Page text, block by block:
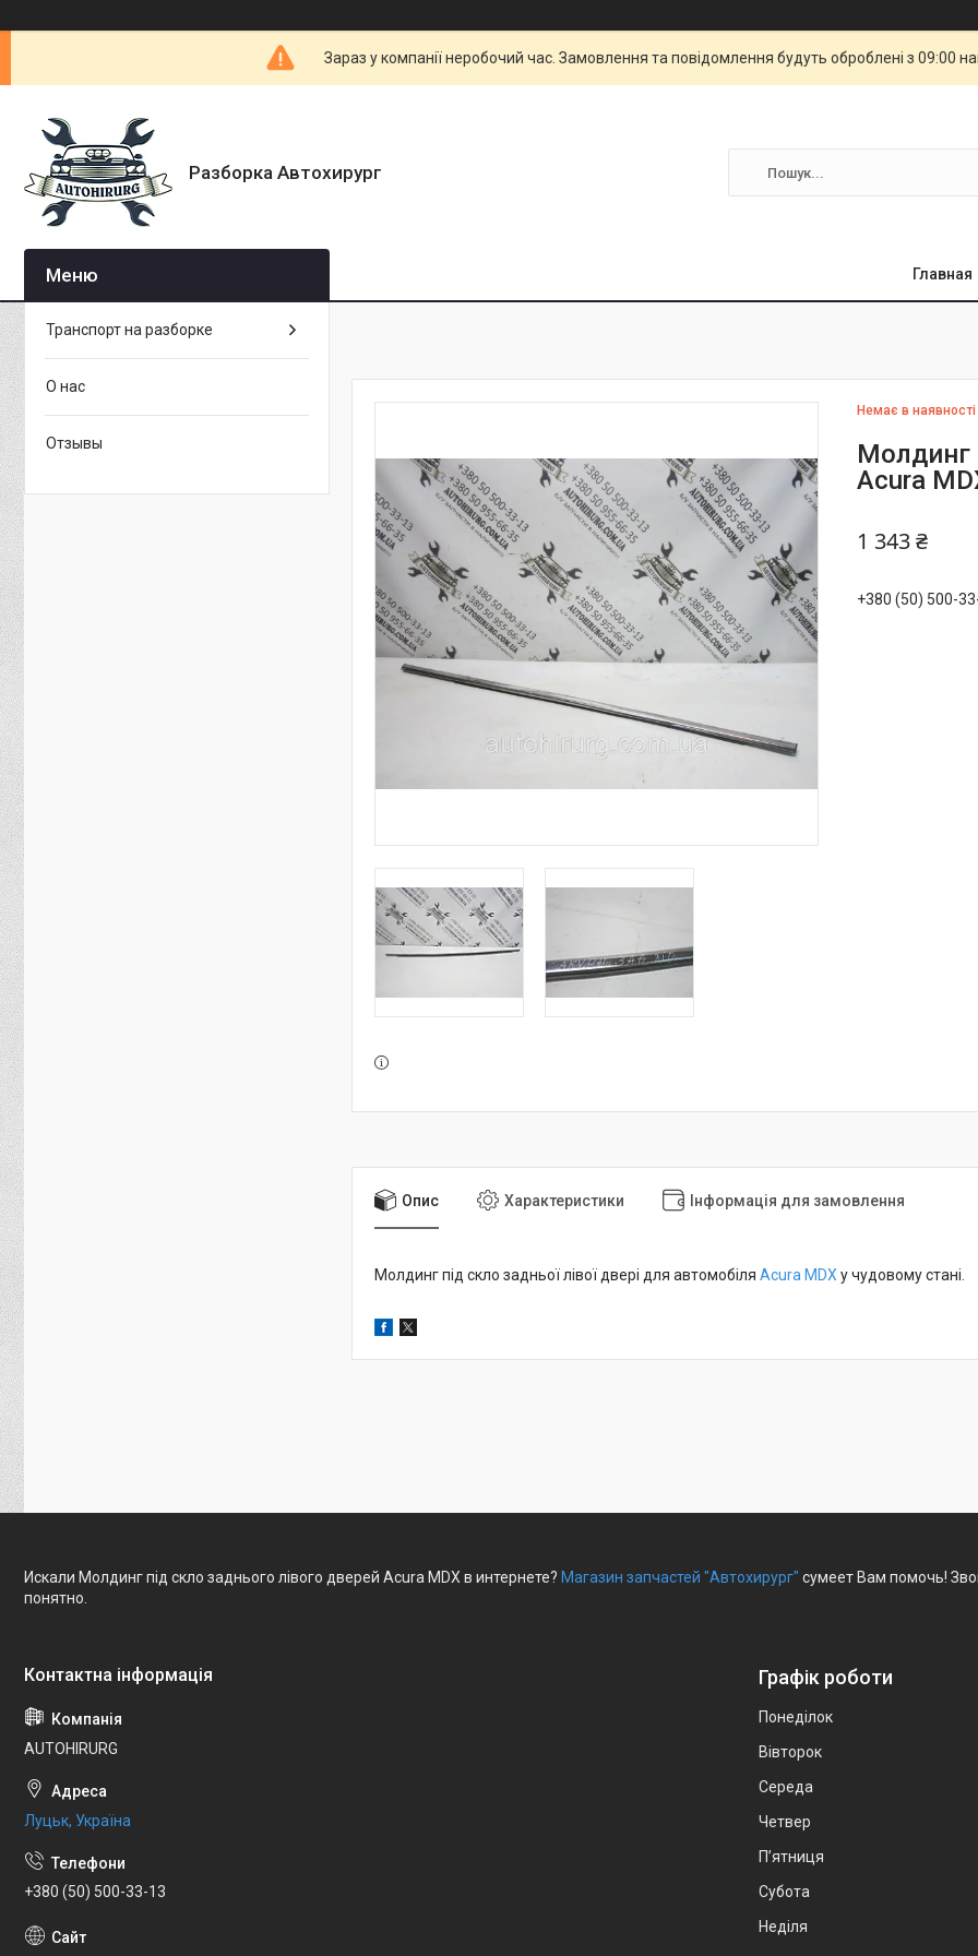
Зараз у компанії неробочий час. Замовлення та повідомлення будуть оброблені з 09:00
Разборка Автохирург
Главная
Немає в наявності
Молдинг
Acura
1 343 ₴
+380 (50) 500-
Опис Характеристики Інформація для замовлення
Молдинг під скло задньої лівої двері для автомобіля Acura MDX у чудовому стані.
Транспорт на разборке
О нас
Отзывы
Искали Молдинг під скло заднього лівого дверей Acura MDX в интернете? Магазин запчастей "Автохирург" сумеет Вам помочь!
понятно.
AUTOHIRURG
Луцьк, Україна
+380 (50) 500-33-13
Графік роботи
Понеділок
Вівторок
Середа
Четвер
Пʼятниця
Субота
Неділя